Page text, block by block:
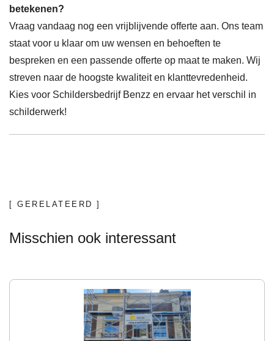
betekenen?
Vraag vandaag nog een vrijblijvende offerte aan. Ons team
staat voor u klaar om uw wensen en behoeften te
bespreken en een passende offerte op maat te maken. Wij
streven naar de hoogste kwaliteit en klanttevredenheid.
Kies voor Schildersbedrijf Benzz en ervaar het verschil in
schilderwerk!
[ GERELATEERD ]
Misschien ook interessant